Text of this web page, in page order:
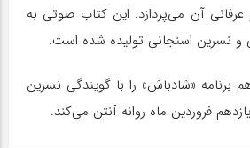
عرفانی آن می‌پردازد. این کتاب صوتی به
نسرین اسنجانی تولیده شده است.
برنامه «شادباش» را با گویندگی نسرین
فروردین ماه روانه آنتن می‌کند.